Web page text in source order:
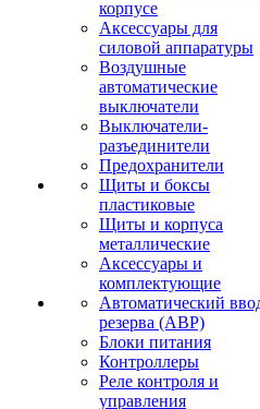
корпусе
Аксессуары для
силовой аппаратуры
Воздушные
автоматические
выключатели
Выключатели-
разъединители
Предохранители
Щиты и боксы
пластиковые
Щиты и корпуса
металлические
Аксессуары и
комплектующие
Автоматический
резерва (АВР)
Блоки питания
Контроллеры
Реле контроля и
управления